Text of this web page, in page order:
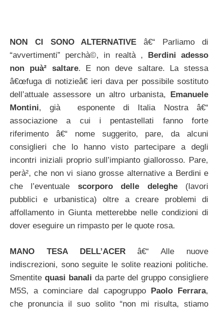
NON CI SONO ALTERNATIVE â€“ Parliamo di
“avvertimenti” perchà©, in realtà , Berdini adesso
non puà² saltare. E non deve saltare. La stessa
â€œfuga di notizieâ€ ieri dava per possibile sostituto
dell’attuale assessore un altro urbanista, Emanuele
Montini, già esponente di Italia Nostra â€“
associazione a cui i pentastellati fanno forte
riferimento â€“ nome suggerito, pare, da alcuni
consiglieri che lo hanno visto partecipare a degli
incontri iniziali proprio sull’impianto giallorosso. Pare,
perà², che non vi siano grosse alternative a Berdini e
che l’eventuale scorporo delle deleghe(lavori
pubblici e urbanistica) oltre a creare problemi di
affollamento in Giunta metterebbe nelle condizioni di
dover eseguire un rimpasto per le quote rosa.
MANO TESA DELL’ACERâ€“ Alle nuove
indiscrezioni, sono seguite le solite reazioni politiche.
Smentite quasi banali da parte del gruppo consigliere
M5S, a cominciare dal capogruppo Paolo Ferrara,
che pronuncia il suo solito “non mi risulta, stiamo